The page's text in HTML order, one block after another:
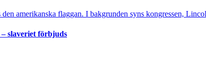
slaveriet förbjuds